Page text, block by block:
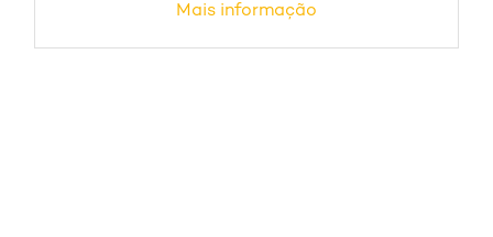
Mais informação